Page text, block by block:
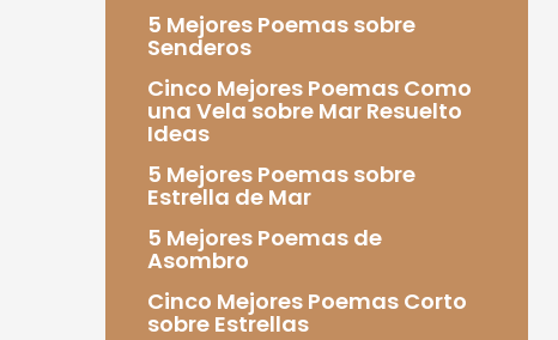
5 Mejores Poemas sobre
Senderos
Cinco Mejores Poemas Como
una Vela sobre Mar Resuelto
Ideas
5 Mejores Poemas sobre
Estrella de Mar
5 Mejores Poemas de
Asombro
Cinco Mejores Poemas Corto
sobre Estrellas